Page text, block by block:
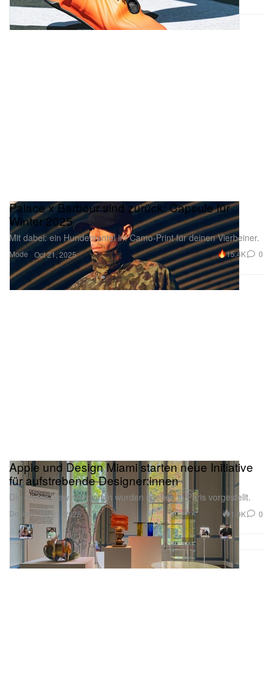
Mode
Palace x Barbour sind zurück: Capsule für
Winter 2025
Mit dabei: ein Hundemantel im Camo-Print für deinen Vierbeiner.
Oct 21, 2025 15.4K 0
Design
Apple und Design Miami starten neue Initiative
für aufstrebende Designer:innen
Die ersten Gewinner:innen wurden soeben in Paris vorgestellt.
Oct 21, 2025 1.9K 0